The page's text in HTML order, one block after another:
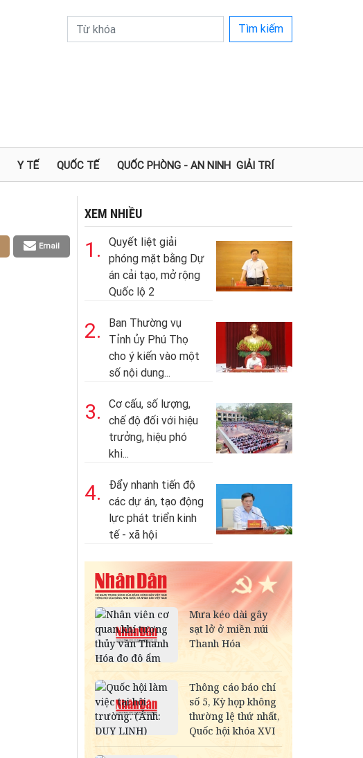
Tìm kiếm
Y TẾ QUỐC TẾ QUỐC PHÒNG - AN NINH GIẢI TRÍ
Email
XEM NHIỀU
1.
Quyết liệt giải
phóng mặt bằng Dự
án cải tạo, mở rộng
Quốc lộ 2
2.
Ban Thường vụ
Tỉnh ủy Phú Thọ
cho ý kiến vào một
số nội dung...
3.
Cơ cấu, số lượng,
chế độ đối với hiệu
trưởng, hiệu phó
khi...
4.
Đẩy nhanh tiến độ
các dự án, tạo động
lực phát triển kinh
tế - xã hội